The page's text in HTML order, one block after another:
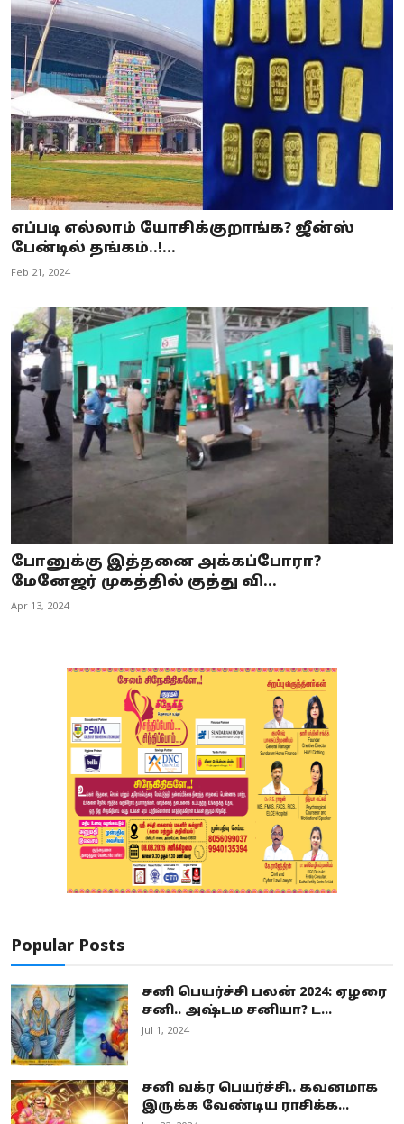
எப்படி எல்லாம் யோசிக்குறாங்க? ஜீன்ஸ்
பேன்டில் தங்கம்..!...
Feb 21, 2024
போனுக்கு இத்தனை அக்கப்போரா?
மேனேஜர் முகத்தில் குத்து வி...
Apr 13, 2024
Popular Posts
சனி பெயர்ச்சி பலன் 2024: ஏழரை
சனி.. அஷ்டம சனியா? ட...
Jul 1, 2024
சனி வக்ர பெயர்ச்சி.. கவனமாக
இருக்க வேண்டிய ராசிக்க...